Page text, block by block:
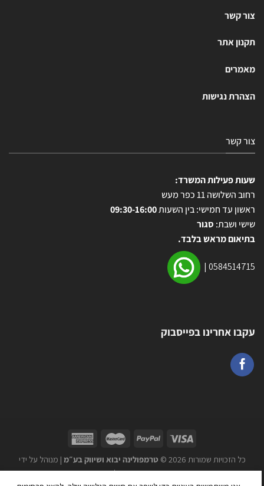
צור קשר
תקנון אתר
מאמרים
הצהרת נגישות
צור קשר
שעות פעילות המשרד:
רחוב השלושה 11 כפר מעש
ראשון עד חמישי: בין השעות09:30-16:00
שישי ושבת: סגור
בתיאום מראש בלבד.
0584514715
|
עקבו אחרינו בפייסבוק
כל הזכויות שמורות 2026 © טרמפולינה יבוא ושיווק בע״מ| מנוהל על ידי
WEmanage - ניהול אתרים